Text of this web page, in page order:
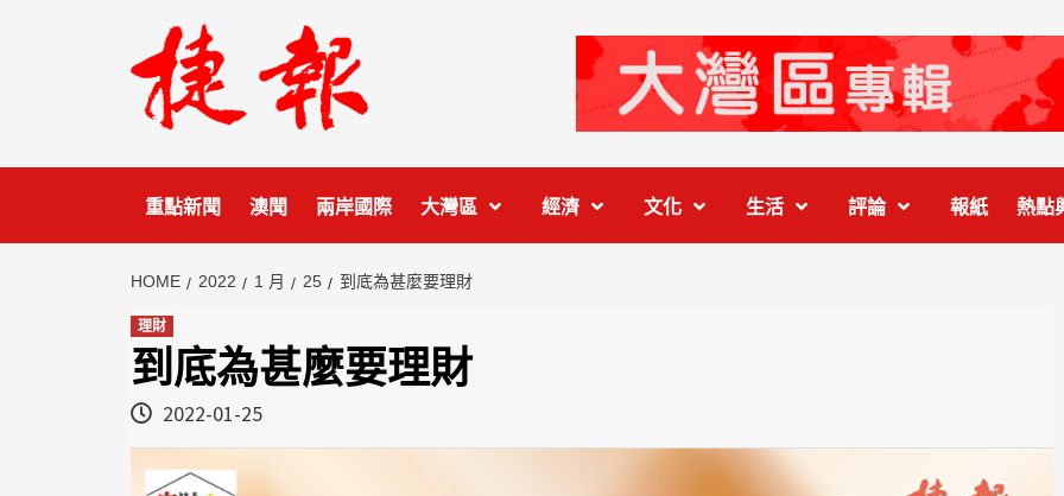
重點新聞 澳聞 兩岸國際 大灣區 經濟 文化 生活 評論 報紙 熱點
HOME 2022 1 月 25 到底為甚麼要理財
理財
到底為甚麼要理財
2022-01-25